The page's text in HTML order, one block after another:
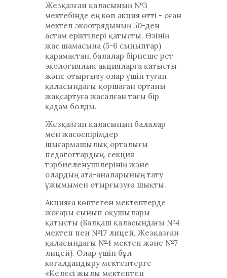
Жезқазған қаласының №3
мектебінде ең көп акция өтті - оған
мектеп экоотрядының 50-ден
астам еріктілері қатысты. Өзінің
жас шамасына (5-6 сыныптар)
қарамастан, балалар бірнеше рет
экологиялық акцияларға қатысты
және отырғызу олар үшін туған
қаласындағы қоршаған ортаны
жақсартуға жасалған тағы бір
қадам болды.
Жезқазған қаласының балалар
мен жасөспірімдер
шығармашылық орталығы
педагогтардың, секция
тәрбиеленушілерінің және
олардың ата-аналарының тату
ұжымымен отырғызуға шықты.
Акцияға көптеген мектептерде
жоғары сынып оқушылары
қатысты (Балқаш қаласындағы №4
мектеп пен №17 лицей, Жезқазған
қаласындағы №4 мектеп және №7
лицей). Олар үшін бұл
көгалдандыру мектептерге
«Келесі жылы мектептен